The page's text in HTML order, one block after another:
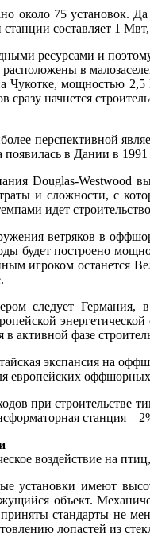
около 75 установок.
составляет 1
ресурсами и
в
Чукотке, мощностью
сразу начнется
перспективной
появилась в Дании в
Douglas-Westwood
и сложности, с
идет
ветряков в
будет построено
игроком останется
следует Германия,
в активной фазе
экспансия на
европейских
при строительстве
станция –
воздействие на
установки имеют
объект.
стандарты не
лопастей из